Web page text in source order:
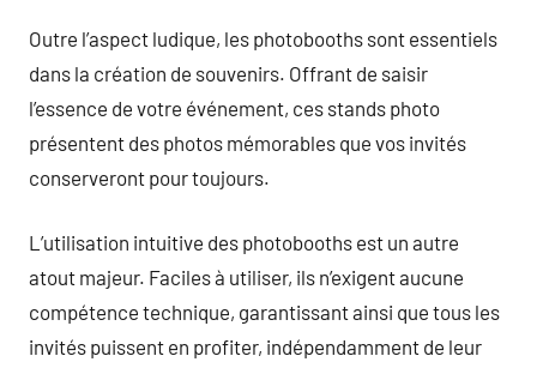
Outre l’aspect ludique, les photobooths sont essentiels
dans la création de souvenirs. Offrant de saisir
l’essence de votre événement, ces stands photo
présentent des photos mémorables que vos invités
conserveront pour toujours.
L’utilisation intuitive des photobooths est un autre
atout majeur. Faciles à utiliser, ils n’exigent aucune
compétence technique, garantissant ainsi que tous les
invités puissent en profiter, indépendamment de leur